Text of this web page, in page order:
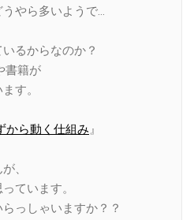
やら多いようで…
るからなのか？
書籍が
す。
から動く仕組み』
、
ています。
っしゃいますか？？